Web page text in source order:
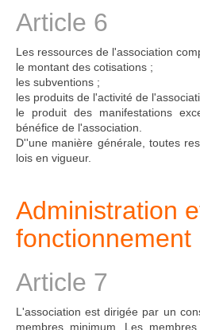
Article 6
Les ressources de l'association
le montant des cotisations ;
les subventions ;
les produits de l'activité de
le produit des manifestations
bénéfice de l'association.
D''une manière générale, toutes
lois en vigueur.
Administration
fonctionnement
Article 7
L'association est dirigée par un
membres minimum. Les